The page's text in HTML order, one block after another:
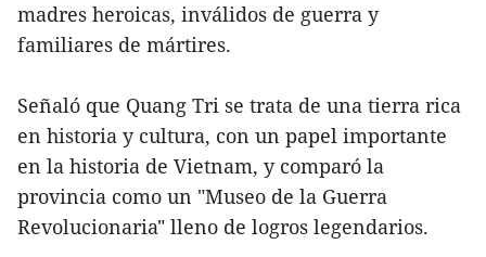
madres heroicas, inválidos de guerra y
familiares de mártires.
Señaló que Quang Tri se trata de una tierra rica
en historia y cultura, con un papel importante
en la historia de Vietnam, y comparó la
provincia como un "Museo de la Guerra
Revolucionaria" lleno de logros legendarios.